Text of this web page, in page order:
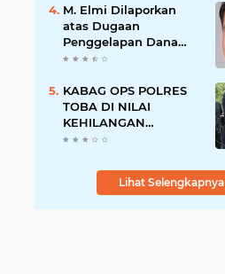
Jakarta.
M. Elmi Dilaporkan
atas Dugaan
Penggelapan Dana
Pensiunan Guru dan
Pastikan Proses
Hukum Berjalan
KABAG OPS POLRES
TOBA DI NILAI
KEHILANGAN
INDEPENDENSI.
PENEMBOKAN TANAH
DI LAGUBOTI DAPAT
Lihat Selengkapnya